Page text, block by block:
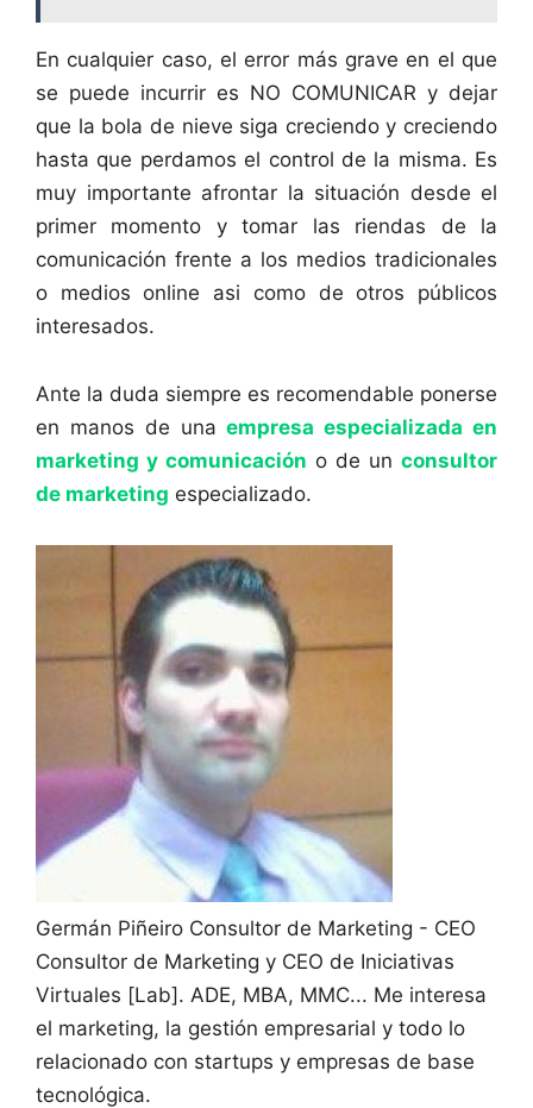
En cualquier caso, el error más grave en el que
se puede incurrir es NO COMUNICAR y dejar
que la bola de nieve siga creciendo y creciendo
hasta que perdamos el control de la misma. Es
muy importante afrontar la situación desde el
primer momento y tomar las riendas de la
comunicación frente a los medios tradicionales
o medios online asi como de otros públicos
interesados.
Ante la duda siempre es recomendable ponerse
en manos de unaempresa especializada en
marketing y comunicación o de un consultor
de marketing especializado.
Germán Piñeiro Consultor de Marketing - CEO
Consultor de Marketing y CEO de Iniciativas
Virtuales [Lab]. ADE, MBA, MMC... Me interesa
el marketing, la gestión empresarial y todo lo
relacionado con startups y empresas de base
tecnológica.